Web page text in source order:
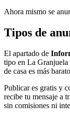
Ahora mismo se
Tipos de
El apartado de
tipo en La Granjuela
de casa es más
Publicar es gratis y
recibe tu mensaje a
sin comisiones ni